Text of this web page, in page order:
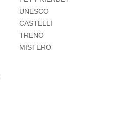
UNESCO
CASTELLI
TRENO
MISTERO